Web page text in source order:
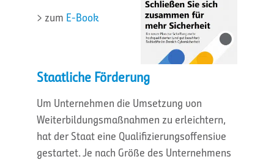
> zum E-Book
Staatliche Förderung
Um Unternehmen die Umsetzung von
Weiterbildungsmaßnahmen zu erleichtern,
hat der Staat eine Qualifizierungsoffensive
gestartet. Je nach Größe des Unternehmens